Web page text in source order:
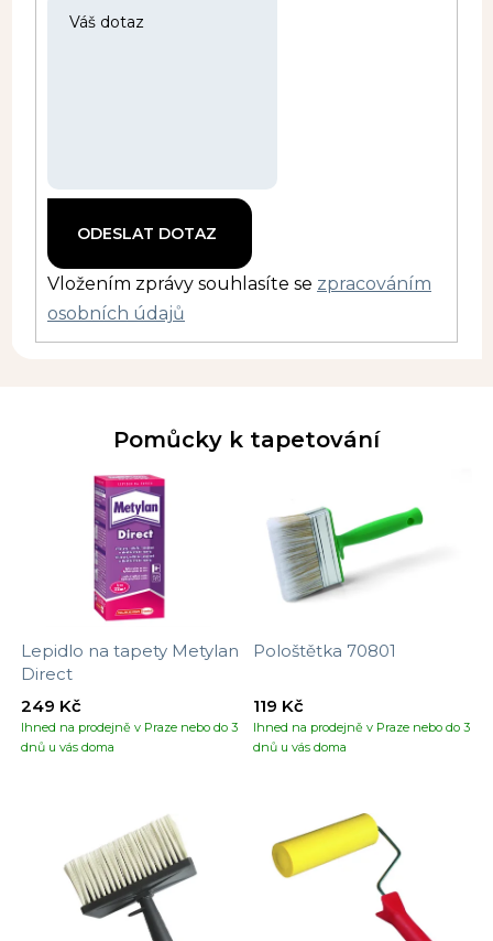
Vložením zprávy souhlasíte se zpracováním
osobních údajů
Pomůcky k tapetování
Lepidlo na tapety Metylan
Direct
Ihned na prodejně v Praze nebo do 3
dnů u vás doma
249 Kč
Pološtětka 70801
Ihned na prodejně v Praze nebo do 3
dnů u vás doma
119 Kč